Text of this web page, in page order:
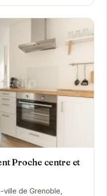
Proche centre et
ville de Grenoble,